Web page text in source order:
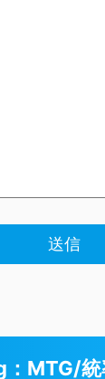
MTG/